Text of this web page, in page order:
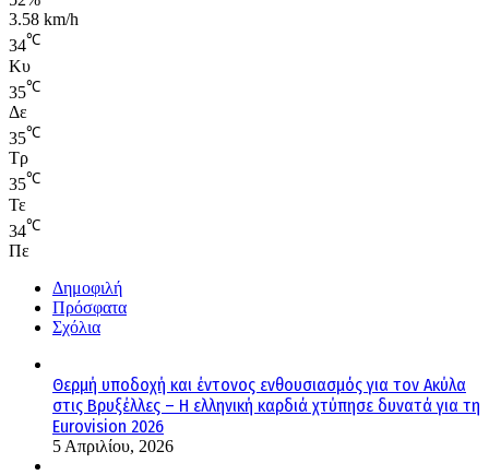
3.58 km/h
34℃
Κυ
35℃
Δε
35℃
Τρ
35℃
Τε
34℃
Πε
Δημοφιλή
Πρόσφατα
Σχόλια
Θερμή υποδοχή και έντονος ενθουσιασμός για τον Ακύλα
στις Βρυξέλλες – Η ελληνική καρδιά χτύπησε δυνατά για τη
Eurovision 2026
5 Απριλίου, 2026